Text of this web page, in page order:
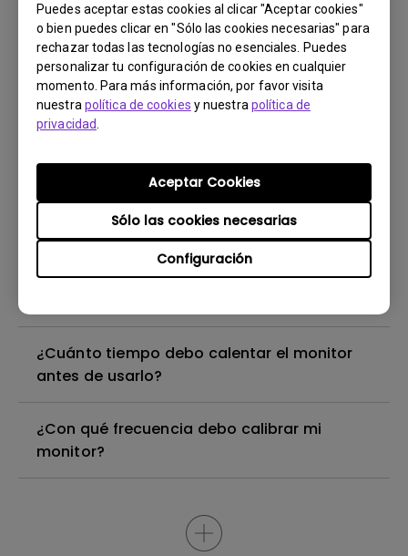
Puedes aceptar estas cookies al clicar "Aceptar cookies"
o bien puedes clicar en "Sólo las cookies necesarias" para
rechazar todas las tecnologías no esenciales. Puedes
personalizar tu configuración de cookies en cualquier
momento. Para más información, por favor visita
nuestra política de cookies y nuestra política de
privacidad
Configuración
Sólo las cookies necesarias
Aceptar Cookies
¿Por qué Palette Master Element no puede
reconocer el monitor al conectarse al
puerto USB 3.0?
¿Cuál es la diferencia entre la calibración
¿Cómo puedo mostrar imágenes en color
de 10 bits?
¿Puedo cambiar los ajustes de color
¿Cuánto tiempo debo calentar el monitor
antes de usarlo?
¿Con qué frecuencia debo calibrar mi
monitor?